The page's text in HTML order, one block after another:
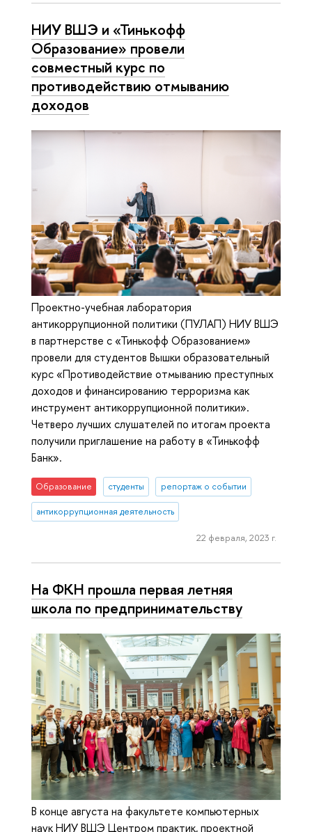
НИУ ВШЭ и «Тинькофф
Образование» провели
совместный курс по
противодействию отмыванию
доходов
Проектно-учебная лаборатория
антикоррупционной политики (ПУЛАП) НИУ ВШЭ
в партнерстве с «Тинькофф Образованием»
провели для студентов Вышки образовательный
курс «Противодействие отмыванию преступных
доходов и финансированию терроризма как
инструмент антикоррупционной политики».
Четверо лучших слушателей по итогам проекта
получили приглашение на работу в «Тинькофф
Банк».
Образование студенты репортаж о событии
антикоррупционная деятельность
22 февраля, 2023 г.
На ФКН прошла первая летняя
школа по предпринимательству
В конце августа на факультете компьютерных
наук НИУ ВШЭ Центром практик, проектной